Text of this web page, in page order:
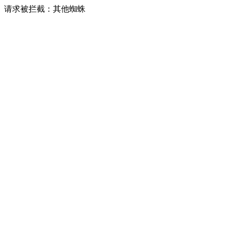
请求被拦截：其他蜘蛛